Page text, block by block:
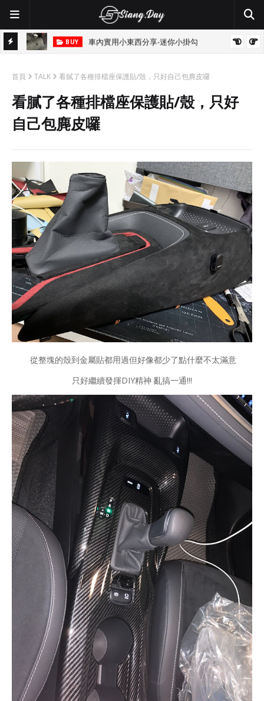
BUY 車內實用小東西分享-迷你小掛勾
首頁 TALK 看膩了各種排檔座保護貼/殼，只好自己包麂皮囉
看膩了各種排檔座保護貼/殼，只好
自己包麂皮囉
從整塊的殼到金屬貼都用過但好像都少了點什麼不太滿意
只好繼續發揮DIY精神 亂搞一通!!!